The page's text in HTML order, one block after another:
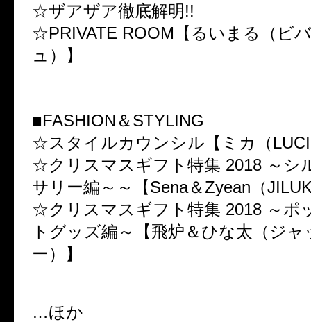
☆ザアザア徹底解明!!
☆PRIVATE ROOM【るいまる（ビ
ュ）】
■FASHION＆STYLING
☆スタイルカウンシル【ミカ（
☆クリスマスギフト特集 2018 ～シ
サリー編～～【Sena＆Zyean（
☆クリスマスギフト特集 2018 ～ポ
トグッズ編～【飛炉＆ひな太（ジ
ー）】
…ほか